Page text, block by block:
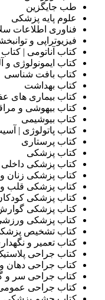
طب جایگزین
علوم پایه پزشکی
فناوری اطلاعات
فیزیوتراپی و
کتاب آناتومی |
کتاب ایمونولوژی و
کتاب بافت شناسی
کتاب بهداشت
کتاب بیماری های
کتاب بیهوشی و
کتاب بیوشیمی
کتاب پاتولوژی |
کتاب پرستاری
کتاب پزشکی
کتاب پزشکی داخلی
کتاب پزشکی زنان و
کتاب پزشکی قلب
کتاب پزشکی
کتاب پزشکی
کتاب پزشکی
کتاب تشخیص
کتاب تعمیر و
کتاب جراحی
کتاب جراحی
کتاب جراحی سر و
کتاب جراحی